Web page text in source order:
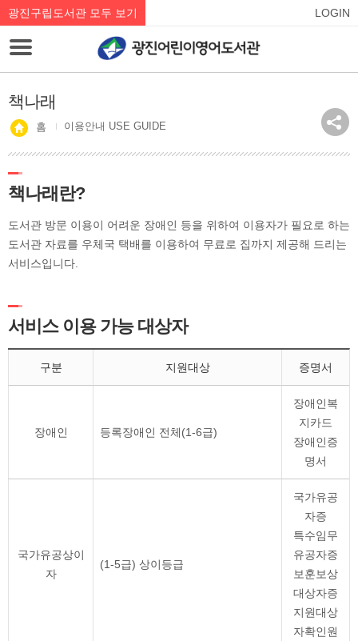
광진구립도서관 모두 보기 LOGIN
책나래
홈 이용안내 USE GUIDE
책나래란?
도서관 방문 이용이 어려운 장애인 등을 위하여 이용자가 필요로 하는
도서관 자료를 우체국 택배를 이용하여 무료로 집까지 제공해 드리는
서비스입니다.
서비스 이용 가능 대상자
구분 지원대상 증명서
장애인 등록장애인 전체(1-6급)
장애인복
지카드
장애인증
명서
국가유공상이
자
(1-5급) 상이등급
국가유공
자증
특수임무
유공자증
보훈보상
대상자증
지원대상
자확인원